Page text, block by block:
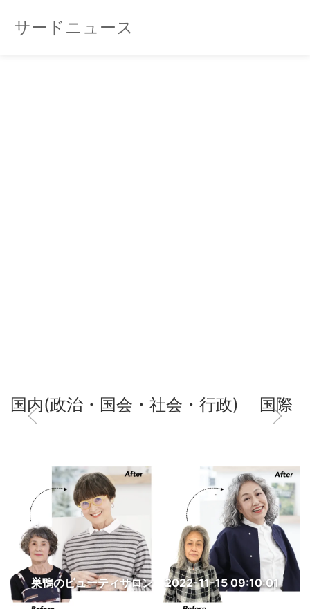
サードニュース
国内(政治・国会・社会・行政) 国際
巣鴨のビューティサロン 2022-11-15 09:10:01